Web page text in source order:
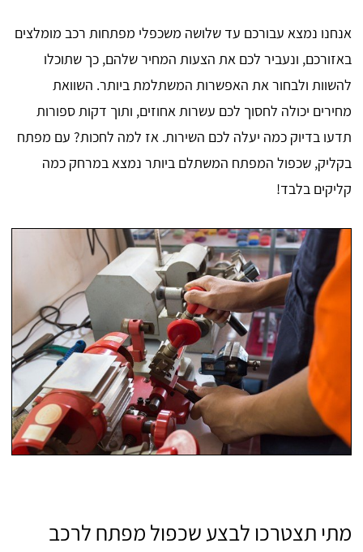
אנחנו נמצא עבורכם עד שלושה משכפלי מפתחות רכב מומלצים
באזורכם, ונעביר לכם את הצעות המחיר שלהם, כך שתוכלו
להשוות ולבחור את האפשרות המשתלמת ביותר. השוואת
מחירים יכולה לחסוך לכם עשרות אחוזים, ותוך דקות ספורות
תדעו בדיוק כמה יעלה לכם השירות. אז למה לחכות? עם מפתח
בקליק, שכפול המפתח המשתלם ביותר נמצא במרחק כמה
קליקים בלבד!
מתי תצטרכו לבצע שכפול מפתח לרכב